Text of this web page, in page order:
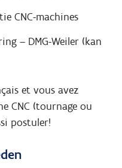
CNC-machines
– DMG-Weiler (kan
et vous avez
CNC (tournage ou
postuler!